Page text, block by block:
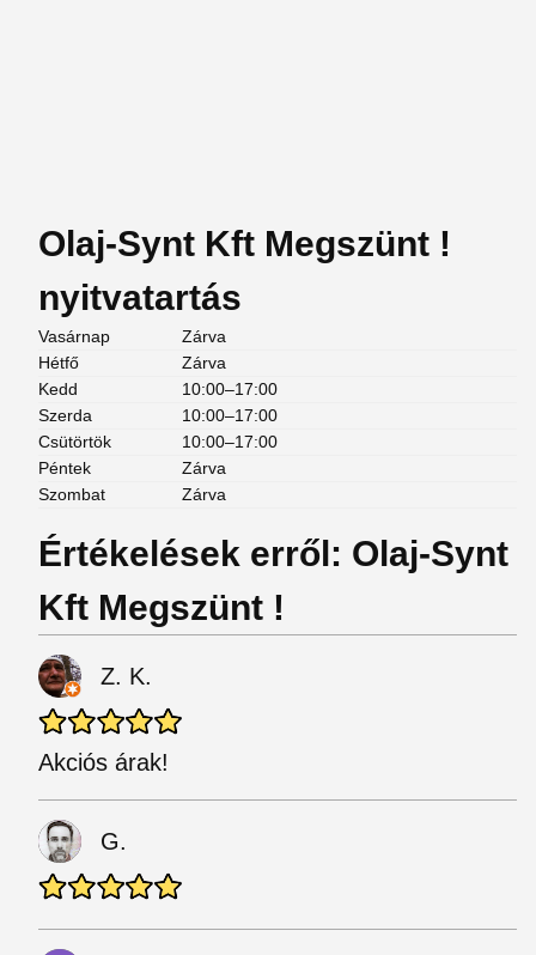
Olaj-Synt Kft Megszünt !
nyitvatartás
Vasárnap
Zárva
Hétfő
Zárva
Kedd
10:00–17:00
Szerda
10:00–17:00
Csütörtök
10:00–17:00
Péntek
Zárva
Szombat
Zárva
Értékelések erről: Olaj-Synt
Kft Megszünt !
Z. K.
Akciós árak!
G.